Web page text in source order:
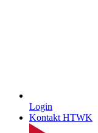
Login
Kontakt HTWK